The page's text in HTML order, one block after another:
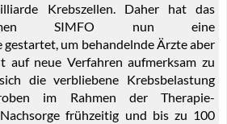
Krebszellen. Daher hat das
SIMFO nun eine
um behandelnde Ärzte aber
auf neue Verfahren aufmerksam zu
die verbliebene Krebsbelastung
im Rahmen der Therapie-
frühzeitig und bis zu 100